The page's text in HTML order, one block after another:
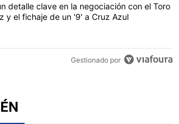
con el título "Revelan un detalle clave
detalle clave en la negociación con el Toro
y el fichaje de un '9' a Cruz Azul
Gestionado por